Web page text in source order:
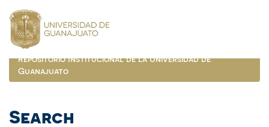
navigation
Repositorio Institucional de la Universidad de
Guanajuato
Search